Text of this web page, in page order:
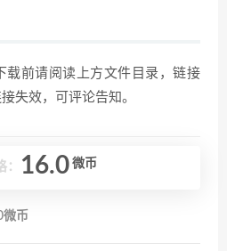
载前请阅读上方文件目录，链接
失效，可评论告知。
： 16.0 微币
微币